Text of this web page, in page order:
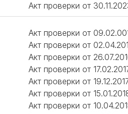
Акт проверки от
Акт проверки от
Акт проверки от
Акт проверки от
Акт проверки от
Акт проверки от
Акт проверки от
Акт проверки от